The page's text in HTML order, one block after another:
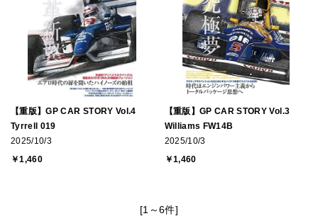
【重版】GP CAR STORY Vol.4
Tyrrell 019
2025/10/3
￥1,460
【重版】GP CAR STORY Vol.3
Williams FW14B
2025/10/3
￥1,460
[1～6件]